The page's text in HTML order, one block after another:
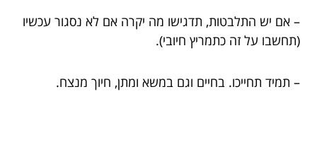
– אם יש התלבטות, תדגישו מה יקרה אם לא נסגור עכשיו
(תחשבו על זה כתמריץ חיובי).
– תמיד תחייכו. בחיים וגם במשא ומתן, חיוך מנצח.